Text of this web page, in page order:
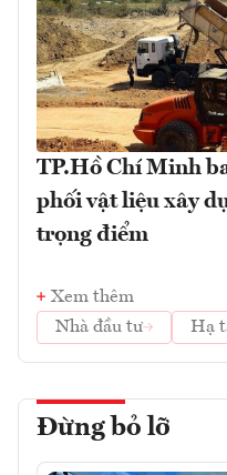
TP.Hồ Chí Minh
phối vật liệu xây
trọng điểm
Xem thêm
Nhà đầu tư
Hạ
Đừng bỏ lỡ